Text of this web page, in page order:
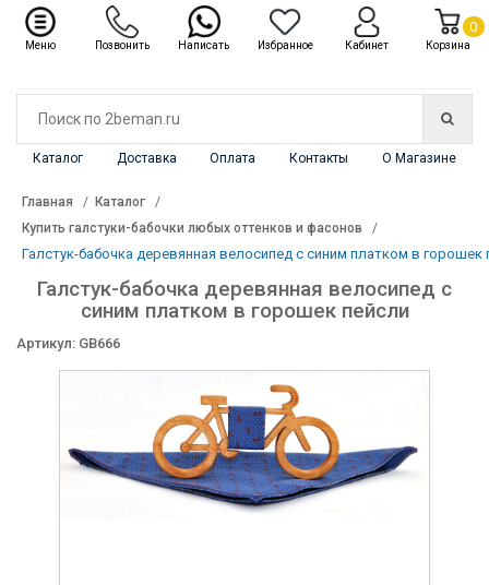
Каталог Доставка Оплата Контакты О Магазине
Каталог ✖
Главная
Каталог
Купить галстуки-бабочки любых оттенков и фасонов
Галстук-бабочка деревянная велосипед с синим платком в горошек
Галстук-бабочка деревянная велосипед с
синим платком в горошек пейсли
Артикул: GB666
Меню Позвонить Написать Избранное Кабинет Корзина
0